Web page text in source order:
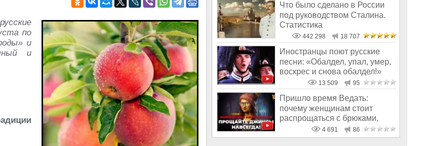
по
и
и
Что было сделано в России
под руководством Сталина.
Статистика
442 298 18 707
Иностранцы поют русские
песни: «Обалдел, упал, умер,
воскрес и снова обалдел!»
13 509 95
Пришло время Ведать:
почему женщинам стоит
распрощаться с брюками,
шортами и со все
4 691 86